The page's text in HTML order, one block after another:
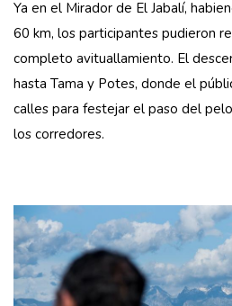
Ya en el Mirador de El Jabalí,
60 km, los participantes pudieron
completo avituallamiento. El
hasta Tama y Potes, donde el
calles para festejar el paso del
los corredores.